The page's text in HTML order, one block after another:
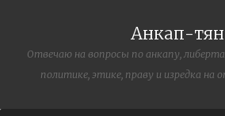
Анкап-тян
Отвечаю на вопросы по анкапу,
политике, этике, праву и изредка на